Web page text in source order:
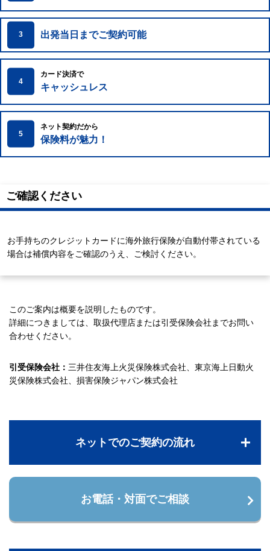
3 出発当日までご契約可能
4
カード決済で
キャッシュレス
5
ネット契約だから
保険料が魅力！
ご確認ください
お手持ちのクレジットカードに海外旅行保険が自動付帯されている
場合は補償内容をご確認のうえ、ご検討ください。
このご案内は概要を説明したものです。
詳細につきましては、取扱代理店または引受保険会社までお問い
合わせください。
引受保険会社： 三井住友海上火災保険株式会社、東京海上日動火
災保険株式会社、損害保険ジャパン株式会社
ネットでのご契約の流れ
お電話・対面でご相談